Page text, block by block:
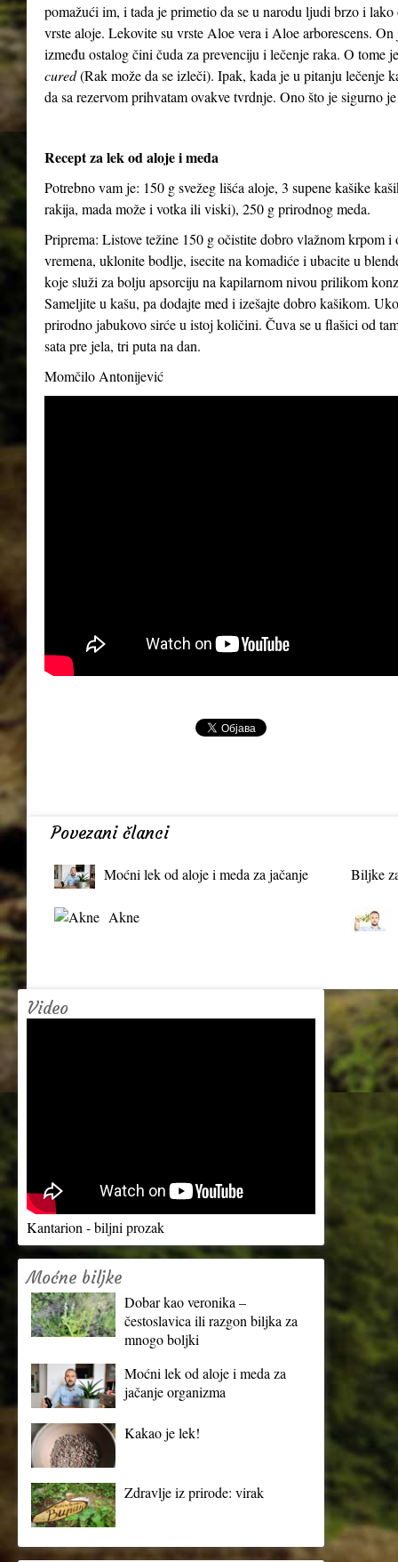
pomažući im, i tada je primetio da se u narodu ljudi brzo i
vrste aloje. Lekovite su vrste Aloe vera i Aloe arborescens.
između ostalog čini čuda za prevenciju i lečenje raka. O
cured(Rak može da se izleči). Ipak, kada je u pitanju lečenje
da sa rezervom prihvatam ovakve tvrdnje. Ono što je sigurno
Recept za lek od aloje i meda
Potrebno vam je: 150 g svežeg lišća aloje, 3 supene kašike
rakija, mada može i votka ili viski), 250 g prirodnog meda.
Priprema: Listove težine 150 g očistite dobro vlažnom krpom
vremena, uklonite bodlje, isecite na komadiće i ubacite u
koje služi za bolju apsorciju na kapilarnom nivou prilikom
Sameljite u kašu, pa dodajte med i izešajte dobro kašikom.
prirodno jabukovo sirće u istoj količini. Čuva se u flašici od
sata pre jela, tri puta na dan.
Momčilo Antonijević
Povezani članci
Moćni lek od aloje i meda za jačanje
Biljke
Akne
Video
Kantarion - biljni prozak
Moćne biljke
Dobar kao veronika –
čestoslavica ili razgon biljka za
mnogo boljki
Moćni lek od aloje i meda za
jačanje organizma
Kakao je lek!
Zdravlje iz prirode: virak